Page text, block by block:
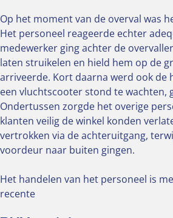
Op het moment van de overval was
Het personeel reageerde echter
medewerker ging achter de
laten struikelen en hield hem op de
arriveerde. Kort daarna werd ook de
een vluchtscooter stond te wachten,
Ondertussen zorgde het overige
klanten veilig de winkel konden
vertrokken via de achteruitgang,
voordeur naar buiten gingen.
Het handelen van het personeel is
recente